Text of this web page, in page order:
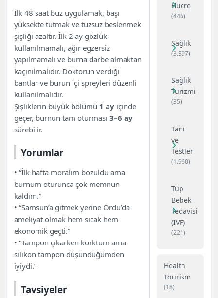
İlk 48 saat buz uygulamak, başı
yüksekte tutmak ve tuzsuz beslenmek
şişliği azaltır. İlk 2 ay gözlük
kullanılmamalı, ağır egzersiz
yapılmamalı ve burna darbe almaktan
kaçınılmalıdır. Doktorun verdiği
bantlar ve burun içi spreyleri düzenli
kullanılmalıdır.
Şişliklerin büyük bölümü 1 ay içinde
geçer, burnun tam oturması3–6 ay
sürebilir.
Yorumlar
• “İlk hafta moralim bozuldu ama
burnum oturunca çok memnun
kaldım.”
• “Samsun’a gitmek yerine Ordu’da
ameliyat olmak hem sıcak hem
ekonomik geçti.”
• “Tampon çıkarken korktum ama
silikon tampon düşündüğümden
iyiydi.”
Tavsiyeler
Hücre
(446)
Sağlık
(3.397)
Sağlık
Turizmi
(35)
Tanı
ve
Testler
(1.960)
Tüp
Bebek
Tedavisi
(IVF)
(221)
Health
Tourism
(18)